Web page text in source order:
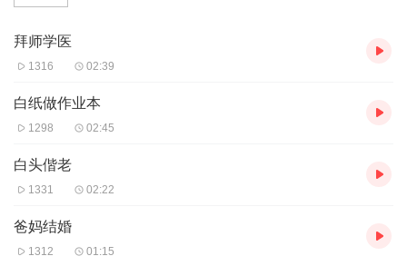
拜师学医
1316 02:39
白纸做作业本
1298 02:45
白头偕老
1331 02:22
爸妈结婚
1312 01:15